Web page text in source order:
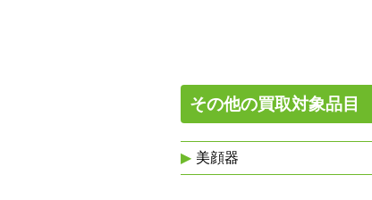
その他の買取対象品目
美顔器